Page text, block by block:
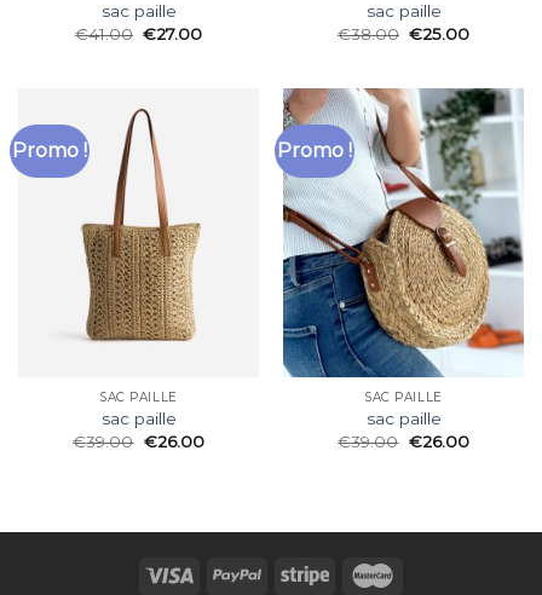
sac paille
€41.00 €27.00
sac paille
€38.00 €25.00
Promo !
SAC PAILLE
sac paille
€39.00 €26.00
Promo !
SAC PAILLE
sac paille
€39.00 €26.00